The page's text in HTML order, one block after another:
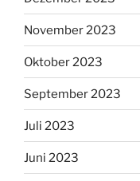
November 2023
Oktober 2023
September 2023
Juli 2023
Juni 2023